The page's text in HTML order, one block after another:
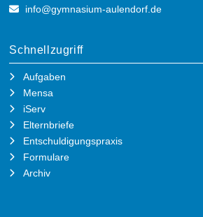
info@gymnasium-aulendorf.de
Schnellzugriff
Aufgaben
Mensa
iServ
Elternbriefe
Entschuldigungspraxis
Formulare
Archiv